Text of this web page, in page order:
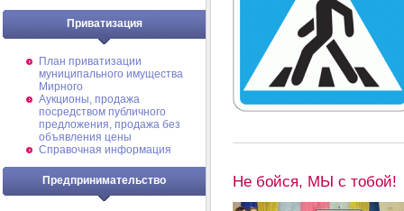
Приватизация
План приватизации
муниципального имущества
Мирного
Аукционы, продажа
посредством публичного
предложения, продажа без
объявления цены
Справочная информация
Предпринимательство Не бойся, МЫ с тобой!